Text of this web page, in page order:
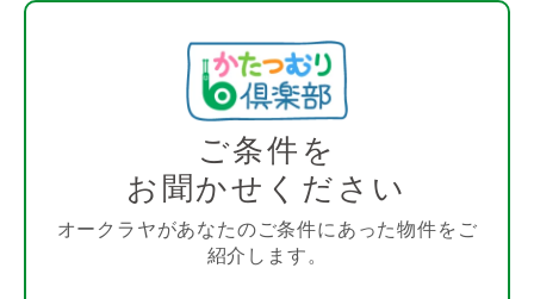
ご条件を
お聞かせください
オークラヤがあなたのご条件にあった物件をご
紹介します。